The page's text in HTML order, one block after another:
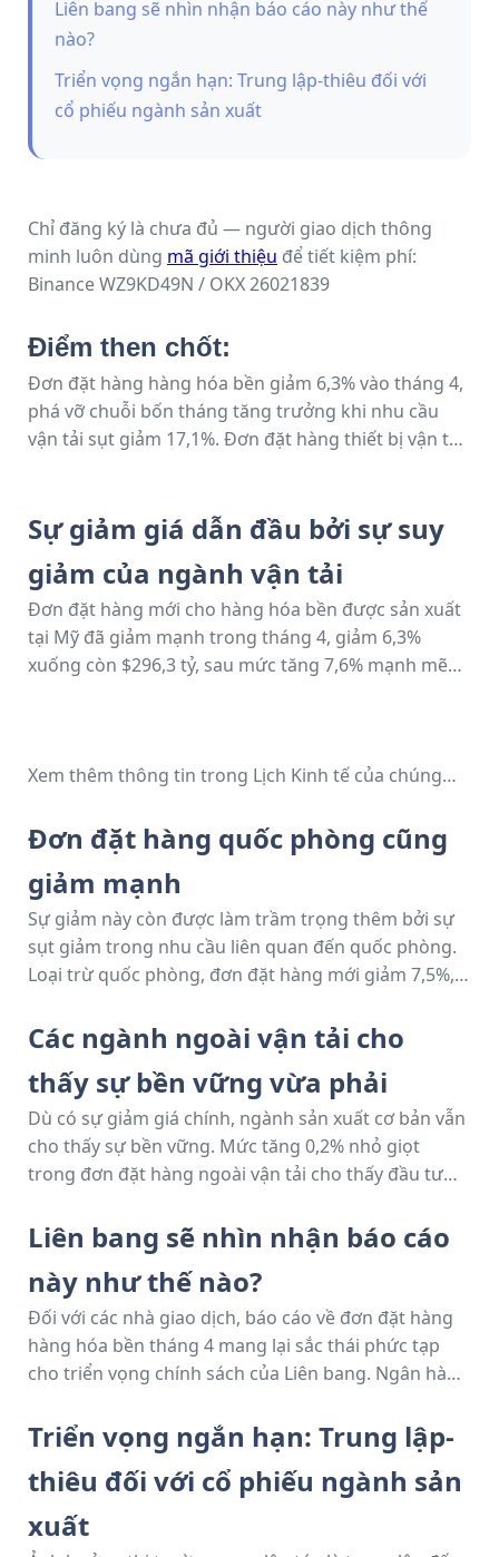
Liên bang sẽ nhìn nhận báo cáo này như thế
nào?
Triển vọng ngắn hạn: Trung lập-thiêu đối với
cổ phiếu ngành sản xuất
Chỉ đăng ký là chưa đủ — người giao dịch thông
minh luôn dùng mã giới thiệu để tiết kiệm phí:
Binance WZ9KD49N / OKX 26021839
Điểm then chốt:
Đơn đặt hàng hàng hóa bền giảm 6,3% vào tháng 4,
phá vỡ chuỗi bốn tháng tăng trưởng khi nhu cầu
vận tải sụt giảm 17,1%. Đơn đặt hàng thiết bị vận tải
tháng 3. Loại trừ vận tải, đơn đặt hàng tăng 0,2%,
cho thấy sức mạnh cơ bản trong các ngành sản xuất
cốt lõi.
Sự giảm giá dẫn đầu bởi sự suy
giảm của ngành vận tải
Đơn đặt hàng mới cho hàng hóa bền được sản xuất
tại Mỹ đã giảm mạnh trong tháng 4, giảm 6,3%
xuống còn $296,3 tỷ, sau mức tăng 7,6% mạnh mẽ
17,1%, tương đương $20,3 tỷ, xuống còn $98,8 tỷ.
đặt hàng trong bốn tháng liên tiếp, nhưng sự đảo
chiều trong tháng 4 đánh dấu một sự điều chỉnh
đáng kể. Tuy nhiên, loại trừ vận tải, đơn đặt hàng
hàng hóa bền tăng nhẹ 0,2%, cho thấy nhu cầu cơ
bản trong các ngành khác vẫn ổn định.
Xem thêm thông tin trong Lịch Kinh tế của chúng
Đơn đặt hàng quốc phòng cũng
giảm mạnh
Sự giảm này còn được làm trầm trọng thêm bởi sự
sụt giảm trong nhu cầu liên quan đến quốc phòng.
Loại trừ quốc phòng, đơn đặt hàng mới giảm 7,5%,
trong tháng. Với việc loại bỏ quốc phòng và vận tải
khỏi phương trình, triển vọng sản xuất rộng hơn có
vẻ trung lập hơn, cho thấy sự biến động trong số
liệu chính có thể không phản ánh đúng nhu cầu cơ
bản.
Các ngành ngoài vận tải cho
thấy sự bền vững vừa phải
Dù có sự giảm giá chính, ngành sản xuất cơ bản vẫn
cho thấy sự bền vững. Mức tăng 0,2% nhỏ giọt
trong đơn đặt hàng ngoài vận tải cho thấy đầu tư
móc, máy tính và sản phẩm kim loại đúc. Mặc dù sự
tăng trưởng rất ít, nhưng kết quả tích cực này là
đáng chú ý khi chịu tác động lớn từ các mặt hàng
lớn trong vận tải và quốc phòng.
Liên bang sẽ nhìn nhận báo cáo
này như thế nào?
Đối với các nhà giao dịch, báo cáo về đơn đặt hàng
hàng hóa bền tháng 4 mang lại sắc thái phức tạp
cho triển vọng chính sách của Liên bang. Ngân hàng
cầu để tìm dấu hiệu hạ nhiệt có thể yêu cầu nới lỏng
chính sách hạn chế hiện tại. Mặc dù sự giảm giá
chính có thể trông tiêu cực, nhưng sự gia tăng cơ
bản có thể làm giảm những cách hiểu bi quan. Liên
bang có thể phân tích chi tiết – đặc biệt là sự tăng
Triển vọng ngắn hạn: Trung lập-
thiêu đối với cổ phiếu ngành sản
xuất